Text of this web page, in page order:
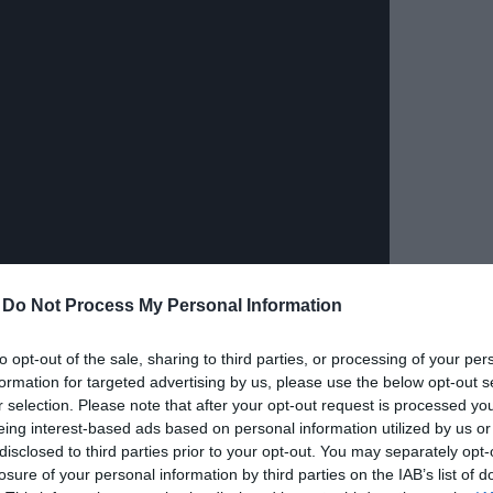
Do Not Process My Personal Information
opt-out of the sale, sharing to third parties, or processing of your
for targeted advertising by us, please use the below opt-out
selection. Please note that after your opt-out request is processed
interest-based ads based on personal information utilized by us
to third parties prior to your opt-out. You may separately
of your personal information by third parties on the IAB’s list of
mega hit «Todos Los Dias Sale El Sol»
, του
ο Uri Ginéκαι τουςελληνικούς στίχουςο Νίκος
και την ενορχήστρωσηοSoumka .
ανεβαστικό music video, που επιμελήθηκαν δύο
και ο Γιάννης Μιχελόπουλος